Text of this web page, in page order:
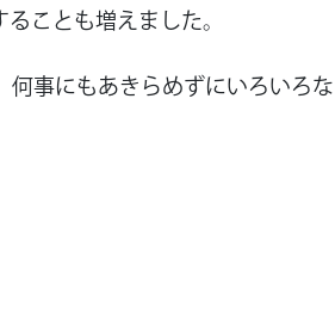
ことも増えました。
事にもあきらめずにいろいろ